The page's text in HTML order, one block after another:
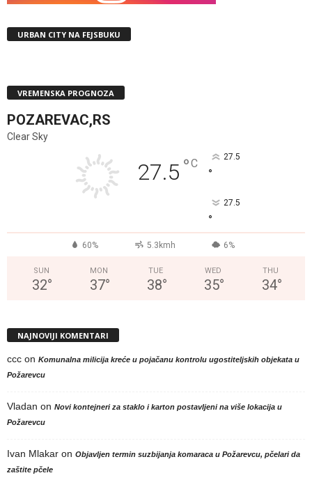
URBAN CITY NA FEJSBUKU
VREMENSKA PROGNOZA
POZAREVAC,RS
Clear Sky
27.5 °C 27.5
°
27.5
°
60% 5.3kmh 6%
SUN
32°
MON
37°
TUE
38°
WED
35°
THU
34°
NAJNOVIJI KOMENTARI
ccc on Komunalna milicija kreće u pojačanu kontrolu ugostiteljskih objekata u
Požarevcu
Vladan on Novi kontejneri za staklo i karton postavljeni na više lokacija u
Požarevcu
Ivan Mlakar on Objavljen termin suzbijanja komaraca u Požarevcu, pčelari da
zaštite pčele